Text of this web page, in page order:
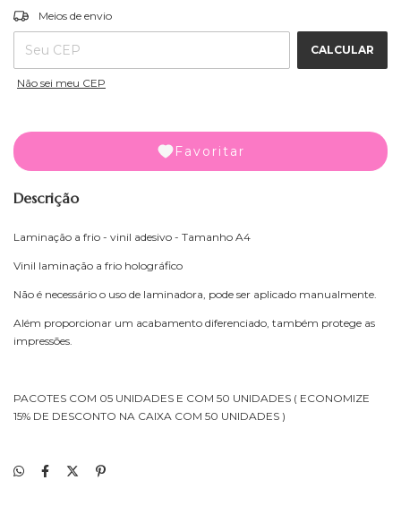
Entregas para o CEP:
Meios de envio
CALCULAR
Não sei meu CEP
Favoritar
Descrição
Laminação a frio - vinil adesivo - Tamanho A4
Vinil laminação a frio holográfico
Não é necessário o uso de laminadora, pode ser aplicado manualmente.
Além proporcionar um acabamento diferenciado, também protege as
impressões.
PACOTES COM 05 UNIDADES E COM 50 UNIDADES ( ECONOMIZE
15% DE DESCONTO NA CAIXA COM 50 UNIDADES )